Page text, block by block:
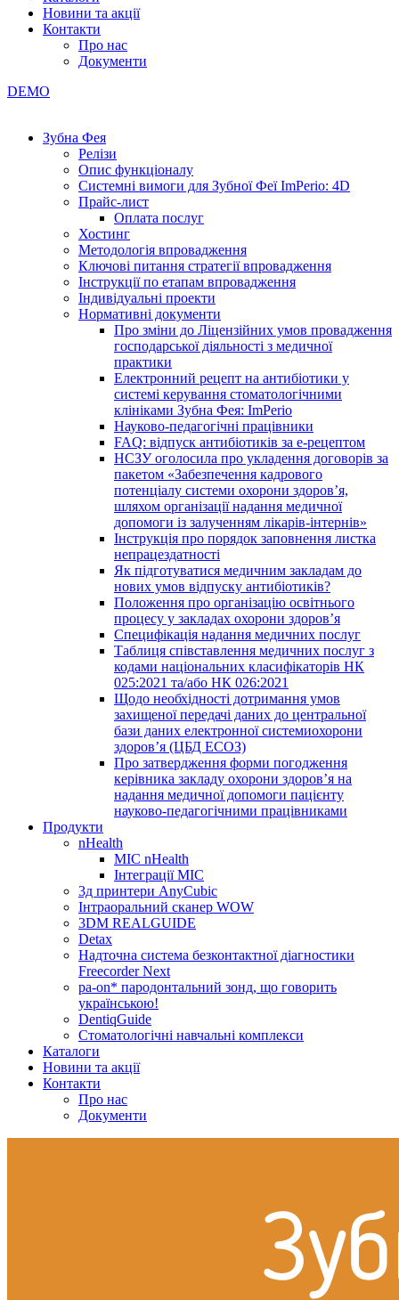
Новини та акції
Контакти
Про нас
Документи
DEMO
Зубна Фея
Релізи
Опис функціоналу
Системні вимоги для Зубної Феї ImPerio: 4D
Прайс-лист
Оплата послуг
Хостинг
Методологія впровадження
Ключові питання стратегії впровадження
Інструкції по етапам впровадження
Індивідуальні проекти
Нормативні документи
Про зміни до Ліцензійних умов провадження
господарської діяльності з медичної
практики
Електронний рецепт на антибіотики у
системі керування стоматологічними
клініками Зубна Фея: ImPerio
Науково-педагогічні працівники
FAQ: відпуск антибіотиків за е-рецептом
НСЗУ оголосила про укладення договорів за
пакетом «Забезпечення кадрового
потенціалу системи охорони здоров’я,
шляхом організації надання медичної
допомоги із залученням лікарів-інтернів»
Інструкція про порядок заповнення листка
непрацездатності
Як підготуватися медичним закладам до
нових умов відпуску антибіотиків?
Положення про організацію освітнього
процесу у закладах охорони здоров’я
Специфікація надання медичних послуг
Таблиця співставлення медичних послуг з
кодами національних класифікаторів НК
025:2021 та/або НК 026:2021
Щодо необхідності дотримання умов
захищеної передачі даних до центральної
бази даних електронної системиохорони
здоров’я (ЦБД ЕСОЗ)
Про затвердження форми погодження
керівника закладу охорони здоров’я на
надання медичної допомоги пацієнту
науково-педагогічними працівниками
Продукти
nHealth
МІС nHealth
Інтеграції МІС
3д принтери AnyCubic
Інтраоральний сканер WOW
3DM REALGUIDE
Detax
Надточна система безконтактної діагностики
Freecorder Next
pa-on* пародонтальний зонд, що говорить
українською!
DentiqGuide
Стоматологічні навчальні комплекси
Каталоги
Новини та акції
Контакти
Про нас
Документи